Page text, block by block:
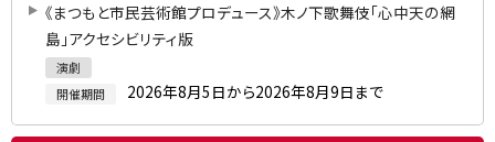
《まつもと市民芸術館プロデュース》木ノ下歌舞伎「心中天の網
島」アクセシビリティ版
演劇
開催期間
2026年8月5日から2026年8月9日まで